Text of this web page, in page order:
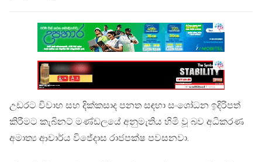
උඩරට විවාහ සහ දික්කසාද පනත සඳහා සංශෝධන ඉදිරිපත්
කිරීමට කැබිනට් මණ්ඩලයේ අනුමැතිය හිමි වූ බව අධිකරණ
අමාත්‍ය ආචාර්ය විජේදාස රාජපක්ෂ පවසනවා.